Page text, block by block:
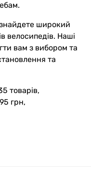
широкий
велосипедів. Наші
вам з вибором та
та
товарів,
грн,